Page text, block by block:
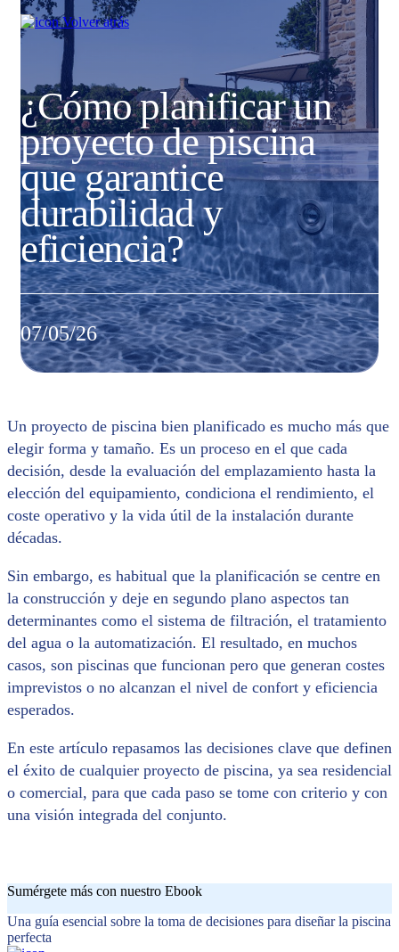
Volver atrás
¿Cómo planificar un
proyecto de piscina
que garantice
durabilidad y
eficiencia?
07/05/26
Un proyecto de piscina bien planificado es mucho más que
elegir forma y tamaño. Es un proceso en el que cada
decisión, desde la evaluación del emplazamiento hasta la
elección del equipamiento, condiciona el rendimiento, el
coste operativo y la vida útil de la instalación durante
décadas.
Sin embargo, es habitual que la planificación se centre en
la construcción y deje en segundo plano aspectos tan
determinantes como el sistema de filtración, el tratamiento
del agua o la automatización. El resultado, en muchos
casos, son piscinas que funcionan pero que generan costes
imprevistos o no alcanzan el nivel de confort y eficiencia
esperados.
En este artículo repasamos las decisiones clave que definen
el éxito de cualquier proyecto de piscina, ya sea residencial
o comercial, para que cada paso se tome con criterio y con
una visión integrada del conjunto.
Sumérgete más con nuestro Ebook
Una guía esencial sobre la toma de decisiones para diseñar la piscina
perfecta